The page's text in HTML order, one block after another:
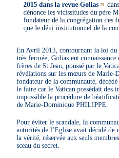
2015 dans la revue Golias
dénonce les vicissitudes du père
fondateur de la congrégation des
que le déni institutionnel de la
En Avril 2013, contournant la loi du
très fermée, Golias eut
frères de St Jean, poussé par le
révélations sur les mœurs de Marie-
fondateur de la communauté,
le faire car le Vatican possédait des
impossible la procédure de
de Marie-Dominique PHILIPPE.
Pour éviter le scandale, la
autorités de l’Eglise avait décidé de
la vérité, réservée aux seuls
sceau du secret.